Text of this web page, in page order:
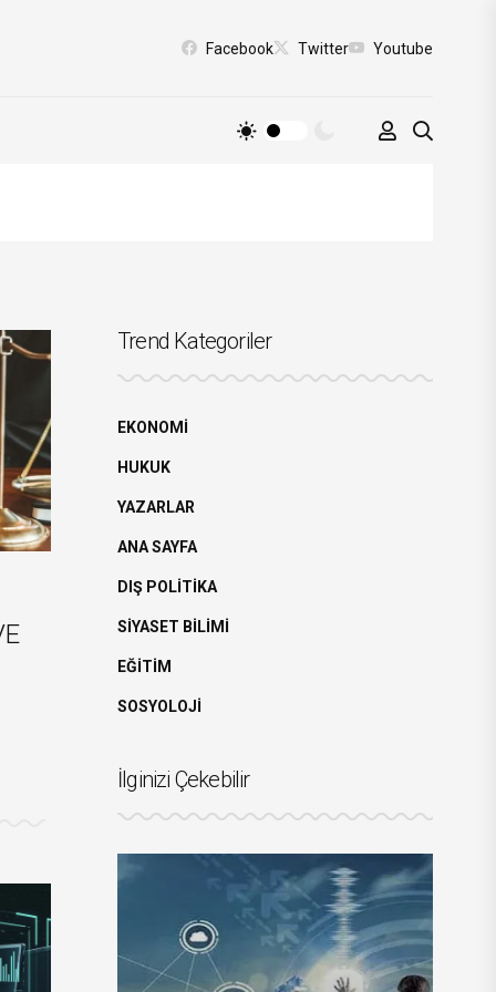
Facebook Twitter Youtube
Trend Kategoriler
EKONOMİ
HUKUK
YAZARLAR
ANA SAYFA
DIŞ POLİTİKA
SİYASET BİLİMİ
EĞİTİM
SOSYOLOJİ
İlginizi Çekebilir